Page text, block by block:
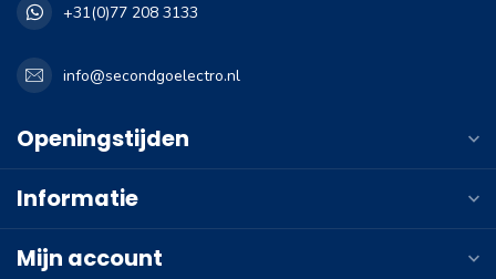
+31(0)77 208 3133
info@secondgoelectro.nl
Openingstijden
Informatie
Mijn account